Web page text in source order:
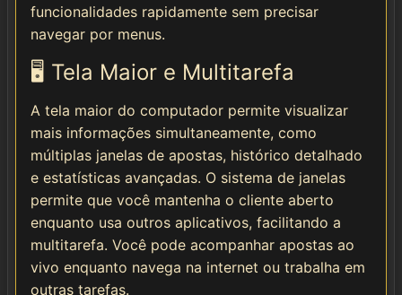
funcionalidades rapidamente sem precisar
navegar por menus.
🖥️ Tela Maior e Multitarefa
A tela maior do computador permite visualizar
mais informações simultaneamente, como
múltiplas janelas de apostas, histórico detalhado
e estatísticas avançadas. O sistema de janelas
permite que você mantenha o cliente aberto
enquanto usa outros aplicativos, facilitando a
multitarefa. Você pode acompanhar apostas ao
vivo enquanto navega na internet ou trabalha em
outras tarefas.